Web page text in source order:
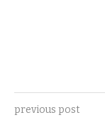
previous post